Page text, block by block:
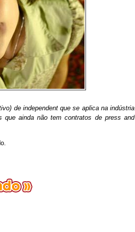
de independent que se aplica na indústria
que ainda não tem contratos de press and